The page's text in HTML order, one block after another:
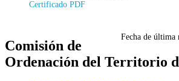
Certificado PDF
Fecha de
Comisión de
Ordenación del Territorio